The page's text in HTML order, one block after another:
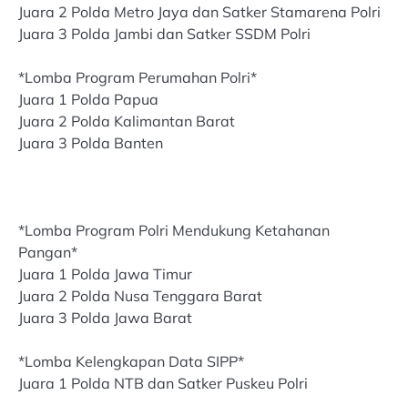
Juara 2 Polda Metro Jaya dan Satker Stamarena Polri
Juara 3 Polda Jambi dan Satker SSDM Polri
*Lomba Program Perumahan Polri*
Juara 1 Polda Papua
Juara 2 Polda Kalimantan Barat
Juara 3 Polda Banten
*Lomba Program Polri Mendukung Ketahanan
Pangan*
Juara 1 Polda Jawa Timur
Juara 2 Polda Nusa Tenggara Barat
Juara 3 Polda Jawa Barat
*Lomba Kelengkapan Data SIPP*
Juara 1 Polda NTB dan Satker Puskeu Polri